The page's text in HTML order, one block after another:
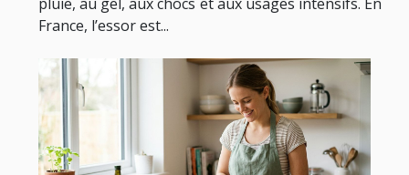
France, l’essor est...